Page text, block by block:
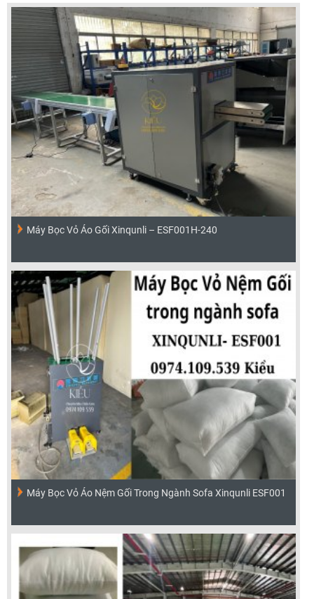
Máy Bọc Vỏ Áo Gối Xinqunli – ESF001H-240
Máy Bọc Vỏ Áo Nệm Gối Trong Ngành Sofa Xinqunli ESF001